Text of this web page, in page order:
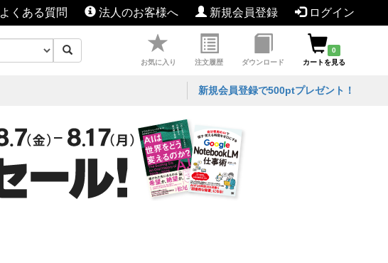
よくある質問 法人のお客様へ 新規会員登録 ログイン
お気に入り 注文履歴 ダウンロード
0
カートを見る
新規会員登録で500ptプレゼント！